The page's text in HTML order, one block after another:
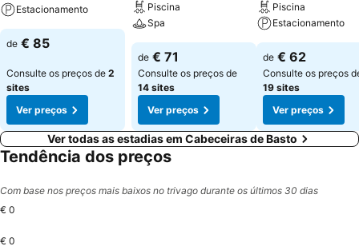
Estacionamento
de € 85
Consulte os preços de 2
sites
Ver preços
Piscina
Spa
de € 71
Consulte os preços de
14 sites
Ver preços
Piscina
Estacionamento
de € 62
Consulte os preços
19 sites
Ver preços
Ver todas as estadias em Cabeceiras de Basto
Tendência dos preços
Com base nos preços mais baixos no trivago durante os últimos 30 dias
€ 0
€ 0